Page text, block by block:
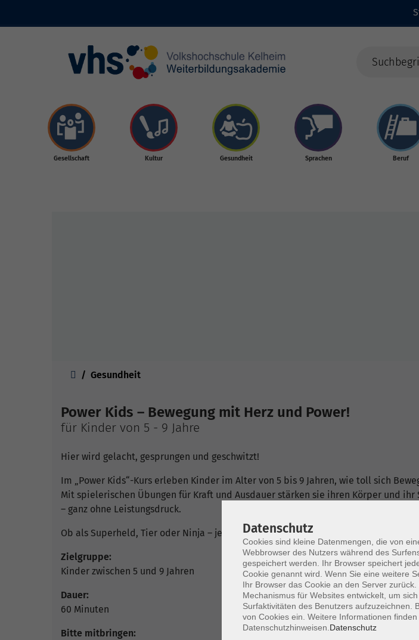
Gesellschaft Kultur Gesundheit Sprachen Beruf
Gesundheit
Power Kids – Bewegung mit Herz und Power!
für Kinder von 5 - 9 Jahre
Hier wird gelacht, gesprungen und geschwitzt!
Im „Power Kids“-Kurs erleben Kinder im Alter von 5 bis 9 Jahren, wie toll sich
Mit spielerischen Übungen für Kraft und Ausdauer stärken sie ihren Körper und ihr
– ganz ohne Leistungsdruck.
Ob als Superheld, Tier oder Ninja – jedes Kind findet seine eigene Stärke!
Zielgruppe:
Kinder zwischen 5 und 9 Jahren
Dauer:
60 Minuten
Bitte mitbringen:
Datenschutz
Cookies sind kleine Datenmengen, die von
Webbrowser des Nutzers während des
gespeichert werden. Ihr Browser speichert
Cookie genannt wird. Wenn Sie eine weitere
Ihr Browser das Cookie an den Server
Mechanismus für Websites entwickelt, um
Surfaktivitäten des Benutzers aufzuzeichnen.
von Cookies ein. Weitere Informationen
Datenschutzhinweisen. Datenschutz